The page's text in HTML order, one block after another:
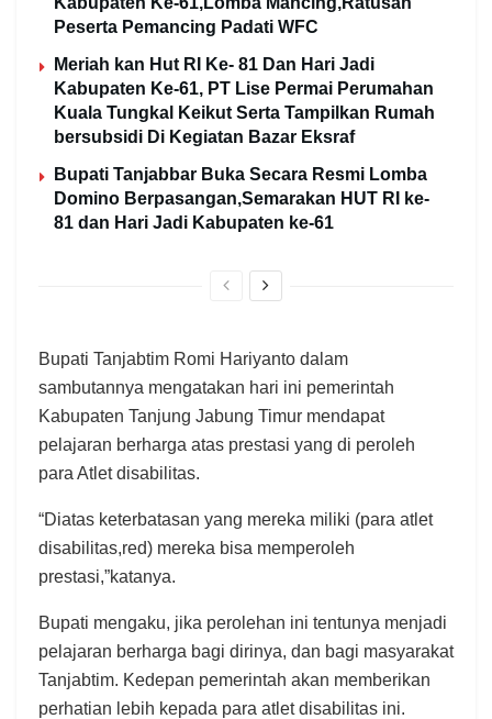
Peserta Pemancing Padati WFC
Meriah kan Hut RI Ke- 81 Dan Hari Jadi
Kabupaten Ke-61, PT Lise Permai Perumahan
Kuala Tungkal Keikut Serta Tampilkan Rumah
bersubsidi Di Kegiatan Bazar Eksraf
Bupati Tanjabbar Buka Secara Resmi Lomba
Domino Berpasangan,Semarakan HUT RI ke-
81 dan Hari Jadi Kabupaten ke-61
Bupati Tanjabtim Romi Hariyanto dalam
sambutannya mengatakan hari ini pemerintah
Kabupaten Tanjung Jabung Timur mendapat
pelajaran berharga atas prestasi yang di peroleh
para Atlet disabilitas.
“Diatas keterbatasan yang mereka miliki (para atlet
disabilitas,red) mereka bisa memperoleh
prestasi,”katanya.
Bupati mengaku, jika perolehan ini tentunya menjadi
pelajaran berharga bagi dirinya, dan bagi masyarakat
Tanjabtim. Kedepan pemerintah akan memberikan
perhatian lebih kepada para atlet disabilitas ini.